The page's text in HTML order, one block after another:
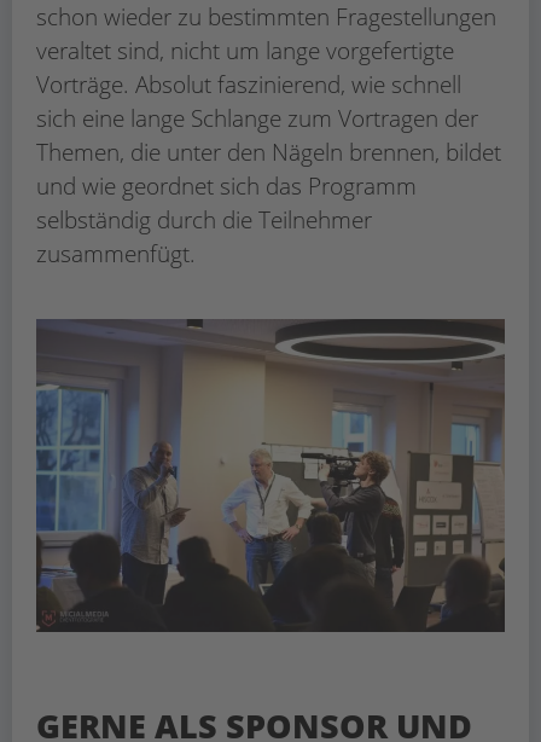
schon wieder zu bestimmten Fragestellungen
veraltet sind, nicht um lange vorgefertigte
Vorträge. Absolut faszinierend, wie schnell
sich eine lange Schlange zum Vortragen der
Themen, die unter den Nägeln brennen, bildet
und wie geordnet sich das Programm
selbständig durch die Teilnehmer
zusammenfügt.
GERNE ALS SPONSOR UND